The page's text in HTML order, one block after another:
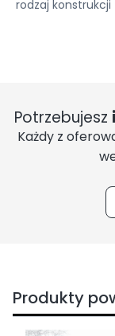
rodzaj konstrukcji
Potrzebujesz
Każdy z
Produkty